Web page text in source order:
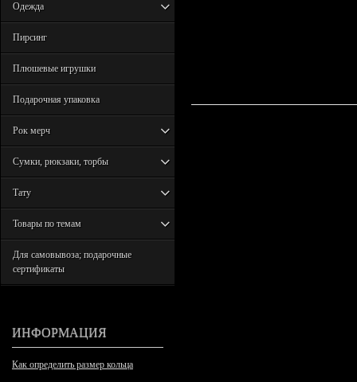
Одежда
Пирсинг
Плюшевые игрушки
Подарочная упаковка
Рок мерч
Сумки, рюкзаки, торбы
Тату
Товары по темам
Для самовывоза; подарочные
сертификаты
ИНФОРМАЦИЯ
Как определить размер кольца